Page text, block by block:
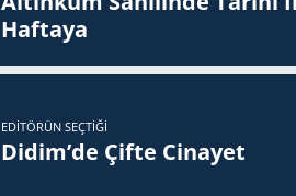
Haftaya
EDITÖRÜN SEÇTIĞI
Didim’de Çifte Ci­na­yet